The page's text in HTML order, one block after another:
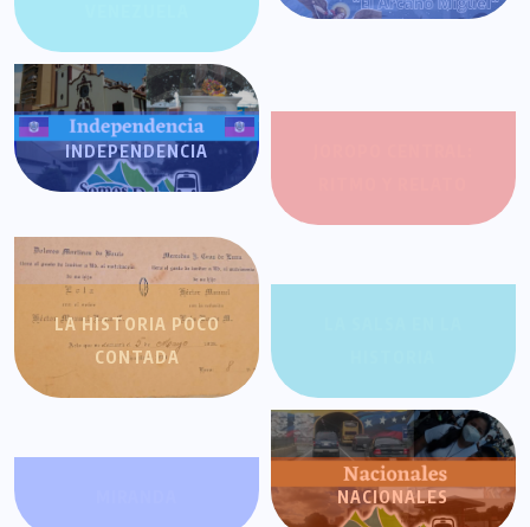
INDEPENDENCIA
LA HISTORIA POCO
CONTADA
NACIONALES